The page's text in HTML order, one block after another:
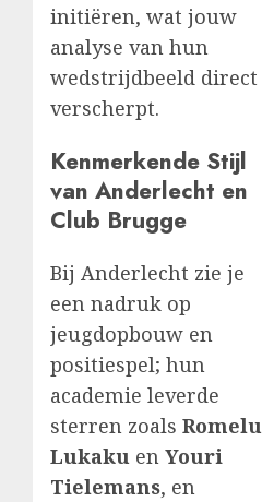
initiëren, wat jouw
analyse van hun
wedstrijdbeeld direct
verscherpt.
Kenmerkende Stijl
van Anderlecht en
Club Brugge
Bij Anderlecht zie je
een nadruk op
jeugdopbouw en
positiespel; hun
academie leverde
sterren zoals Romelu
Lukaku en Youri
Tielemans, en